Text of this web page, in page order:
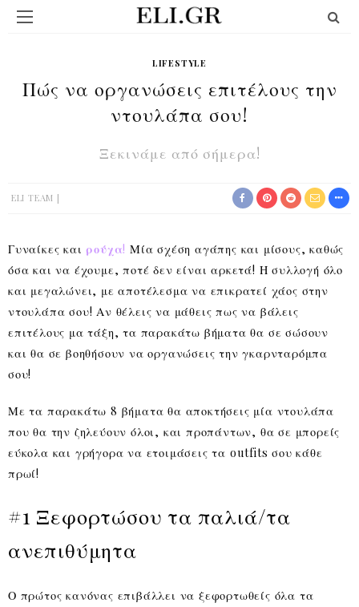
LIFESTYLE
Πώς να οργανώσεις επιτέλους την
ντουλάπα σου!
Ξεκινάμε από σήμερα!
ELI TEAM
Γυναίκες και ρούχα! Μία σχέση αγάπης και μίσους, καθώς
όσα και να έχουμε, ποτέ δεν είναι αρκετά! Η συλλογή όλο
και μεγαλώνει, με αποτέλεσμα να επικρατεί χάος στην
ντουλάπα σου! Αν θέλεις να μάθεις πως να βάλεις
επιτέλους μα τάξη, τα παρακάτω βήματα θα σε σώσουν
και θα σε βοηθήσουν να οργανώσεις την γκαρνταρόμπα
σου!
Με τα παρακάτω 8 βήματα θα αποκτήσεις μία ντουλάπα
που θα την ζηλεύουν όλοι, και προπάντων, θα σε μπορείς
εύκολα και γρήγορα να ετοιμάσεις τα outfits σου κάθε
πρωί!
#1 Ξεφορτώσου τα παλιά/τα
ανεπιθύμητα
Ο πρώτος κανόνας επιβάλλει να ξεφορτωθείς όλα τα